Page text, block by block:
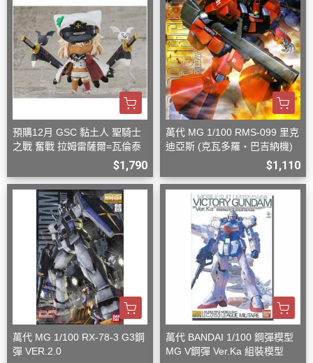
預購12月 GSC 黏土人 聖騎士
之戰 奮戰 拉姆雷薩爾=瓦倫泰
$1,790
萬代 MG 1/100 RMS-099 里克
迪亞斯 (克瓦多羅・巴吉納機)
$1,110
萬代 MG 1/100 RX-78-3 G3鋼
彈 VER.2.0
萬代 BANDAI 1/100 鋼彈模型
MG V鋼彈 Ver.Ka 組裝模型